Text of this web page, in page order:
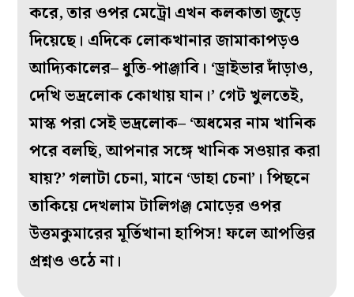
করে, তার ওপর মেট্রো এখন কলকাতা জুড়ে
দিয়েছে। এদিকে লোকখানার জামাকাপড়ও
আদ্যিকালের– ধুতি-পাঞ্জাবি। ‘ড্রাইভার দাঁড়াও,
দেখি ভদ্রলোক কোথায় যান।’ গেট খুলতেই,
মাস্ক পরা সেই ভদ্রলোক– ‘অধমের নাম খানিক
পরে বলছি, আপনার সঙ্গে খানিক সওয়ার করা
যায়?’ গলাটা চেনা, মানে ‘ডাহা চেনা’। পিছনে
তাকিয়ে দেখলাম টালিগঞ্জ মোড়ের ওপর
উত্তমকুমারের মূর্তিখানা হাপিস! ফলে আপত্তির
প্রশ্নও ওঠে না।